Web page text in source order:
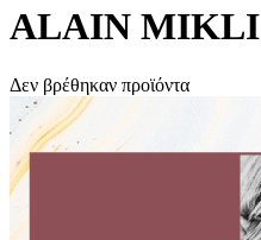
ALAIN MIKLI
Δεν βρέθηκαν προϊόντα